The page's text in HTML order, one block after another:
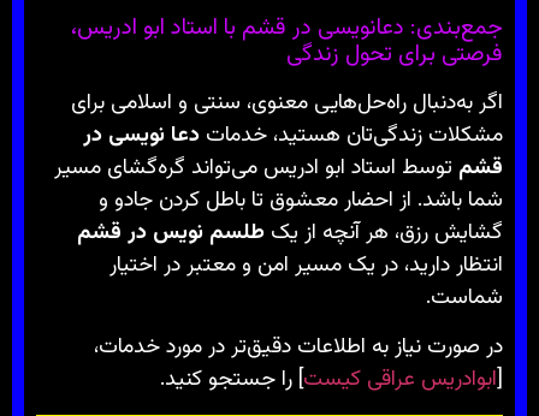
جمع‌بندی: دعانویسی در قشم با استاد ابو ادریس،
فرصتی برای تحول زندگی
اگر به‌دنبال راه‌حل‌هایی معنوی، سنتی و اسلامی برای
مشکلات زندگی‌تان هستید، خدمات دعا نویسی در
قشم توسط استاد ابو ادریس می‌تواند گره‌گشای مسیر
شما باشد. از احضار معشوق تا باطل کردن جادو و
گشایش رزق، هر آنچه از یک طلسم نویس در قشم
انتظار دارید، در یک مسیر امن و معتبر در اختیار
شماست.
در صورت نیاز به اطلاعات دقیق‌تر در مورد خدمات،
[ابوادریس عراقی کیست] را جستجو کنید.